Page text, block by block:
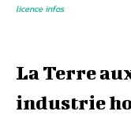
licence infos
La Terre
industrie